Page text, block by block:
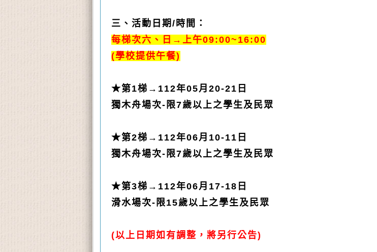
三、活動日期 /時間：
每梯次六、日→上午09:00~16:00
(學校提供午餐)
★第 1梯→ 112年05月 20-21 日
獨木舟場次-限7歲以上之學生及民眾
★第2梯 → 112年06月 10-11 日
獨木舟場次-限7歲以上之學生及民眾
★第3梯 → 112年06月 17-18 日
滑水場次-限15歲以上之學生及民眾
(以上日期如有調整，將另行公告)